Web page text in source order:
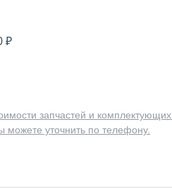
₽
запчастей и комплектующих.
можете уточнить по телефону.